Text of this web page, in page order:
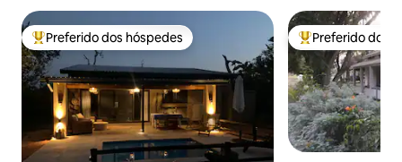
Entre os melhores preferidos dos hóspedes
Preferido dos hóspedes Entre os
Preferido dos